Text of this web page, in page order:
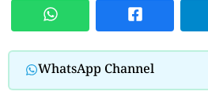
WhatsApp Channel